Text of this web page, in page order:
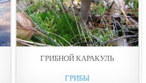
ГРИБНОЙ КАРАКУЛЬ
ГРИБЫ